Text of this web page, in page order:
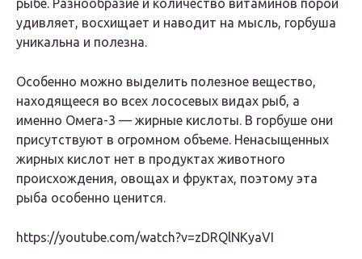
рыбе. Разнообразие и количество витаминов порой
удивляет, восхищает и наводит на мысль, горбуша
уникальна и полезна.
Особенно можно выделить полезное вещество,
находящееся во всех лососевых видах рыб, а
именно Омега-3 — жирные кислоты. В горбуше они
присутствуют в огромном объеме. Ненасыщенных
жирных кислот нет в продуктах животного
происхождения, овощах и фруктах, поэтому эта
рыба особенно ценится.
https://youtube.com/watch?v=zDRQlNKyaVI